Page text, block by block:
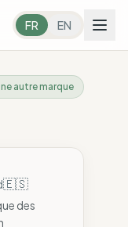
FR EN
autre marque
🇪🇸
des